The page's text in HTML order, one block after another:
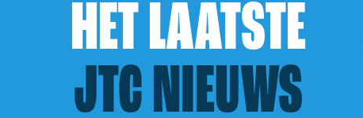
HETLAATSTE
JTCNIEUWS